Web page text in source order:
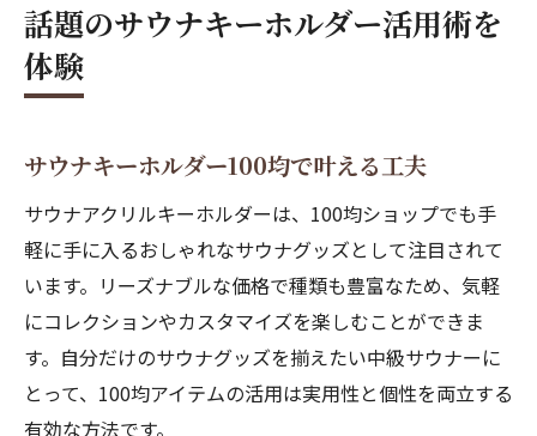
話題のサウナキーホルダー活用術を
体験
サウナキーホルダー100均で叶える工夫
サウナアクリルキーホルダーは、100均ショップでも手
軽に手に入るおしゃれなサウナグッズとして注目されて
います。リーズナブルな価格で種類も豊富なため、気軽
にコレクションやカスタマイズを楽しむことができま
す。自分だけのサウナグッズを揃えたい中級サウナーに
とって、100均アイテムの活用は実用性と個性を両立する
有効な方法です。